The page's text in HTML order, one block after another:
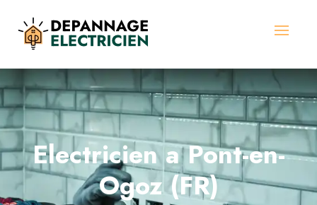
Electricien a Pont-en-
Ogoz (FR)